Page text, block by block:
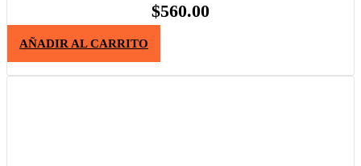
$560.00
AÑADIR AL CARRITO